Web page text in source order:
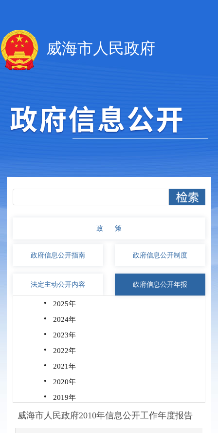
威海市人民政府
政 策
政府信息公开指南 政府信息公开制度
法定主动公开内容 政府信息公开年报
· 2025年
· 2024年
· 2023年
· 2022年
· 2021年
· 2020年
· 2019年
· 2018年
威海市人民政府2010年信息公开工作年度报告